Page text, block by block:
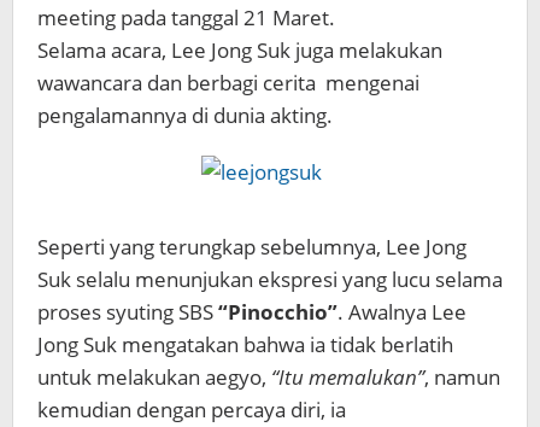
meeting pada tanggal 21 Maret.
Selama acara, Lee Jong Suk juga melakukan
wawancara dan berbagi cerita mengenai
pengalamannya di dunia akting.
Seperti yang terungkap sebelumnya, Lee Jong
Suk selalu menunjukan ekspresi yang lucu selama
proses syuting SBS“Pinocchio”. Awalnya Lee
Jong Suk mengatakan bahwa ia tidak berlatih
untuk melakukan aegyo, “Itu memalukan”, namun
kemudian dengan percaya diri, ia